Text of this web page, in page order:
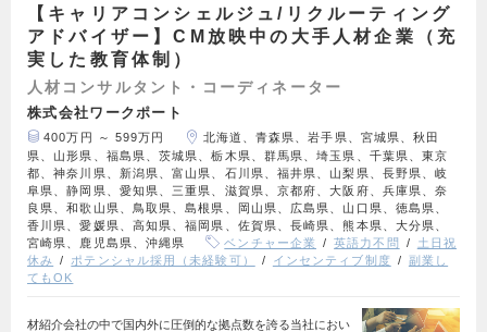
【キャリアコンシェルジュ/リクルーティング
アドバイザー】CM放映中の大手人材企業（充
実した教育体制）
人材コンサルタント・コーディネーター
株式会社ワークポート
400万円 ～ 599万円
北海道、青森県、岩手県、宮城県、秋田
県、山形県、福島県、茨城県、栃木県、群馬県、埼玉県、千葉県、東京
都、神奈川県、新潟県、富山県、石川県、福井県、山梨県、長野県、岐
阜県、静岡県、愛知県、三重県、滋賀県、京都府、大阪府、兵庫県、奈
良県、和歌山県、鳥取県、島根県、岡山県、広島県、山口県、徳島県、
香川県、愛媛県、高知県、福岡県、佐賀県、長崎県、熊本県、大分県、
宮崎県、鹿児島県、沖縄県
ベンチャー企業 英語力不問
土日祝
休み
ポテンシャル採用（未経験可） インセンティブ制度
副業し
てもOK
材紹介会社の中で国内外に圧倒的な拠点数を誇る当社におい